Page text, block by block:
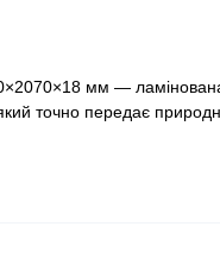
мм —
точно передає